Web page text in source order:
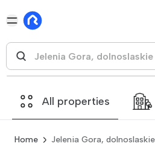
All properties
Home Jelenia Gora, dolnoslaskie